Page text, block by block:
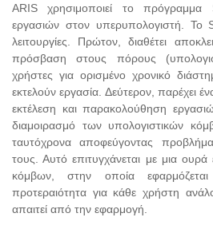
ARIS χρησιμοποιεί το πρόγραμμα
εργασιών στον υπερυπολογιστή. Το
λειτουργίες. Πρώτον, διαθέτει
πρόσβαση στους πόρους
χρήστες για ορισμένο χρονικό
εκτελούν εργασία. Δεύτερον, παρέχει
εκτέλεση και παρακολούθηση
διαμοιρασμό των υπολογιστικών
ταυτόχρονα αποφεύγοντας
τους. Αυτό επιτυγχάνεται με μια
κόμβων, στην οποία
προτεραιότητα για κάθε χρήστη
απαιτεί από την εφαρμογή.